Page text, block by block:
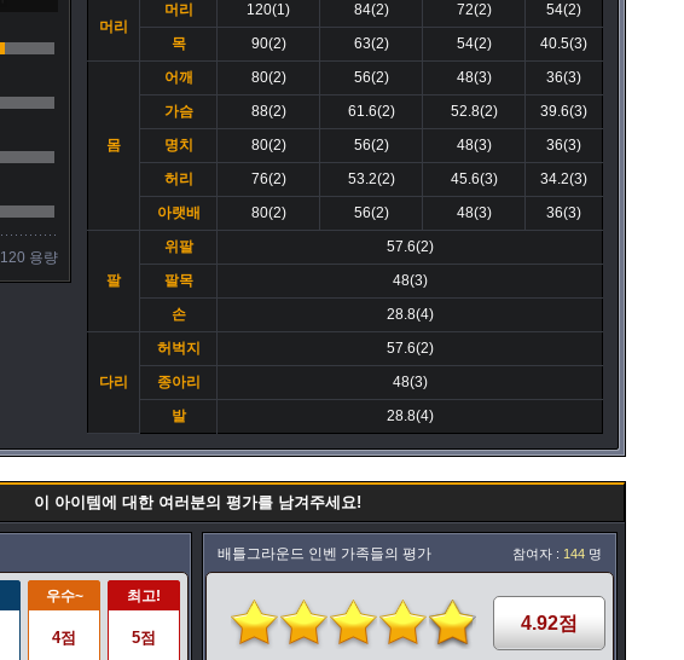
120 용량
머리
머리 120(1) 84(2) 72(2)
54(2)
목
90(2) 63(2) 54(2) 40.5(3)
몸
어깨 80(2) 56(2) 48(3)
36(3)
가슴
88(2) 61.6(2) 52.8(2)
39.6(3)
명치
80(2) 56(2) 48(3)
36(3)
허리
76(2) 53.2(2) 45.6(3)
34.2(3)
아랫배
80(2) 56(2) 48(3) 36(3)
팔
위팔
57.6(2)
팔목
48(3)
손
28.8(4)
다리
허벅지
57.6(2)
종아리
48(3)
발
28.8(4)
이 아이템에 대한 여러분의 평가를 남겨주세요!
우수~
4점
최고!
5점
배틀그라운드 인벤 가족들의 평가 참여자 : 144 명
4.92점